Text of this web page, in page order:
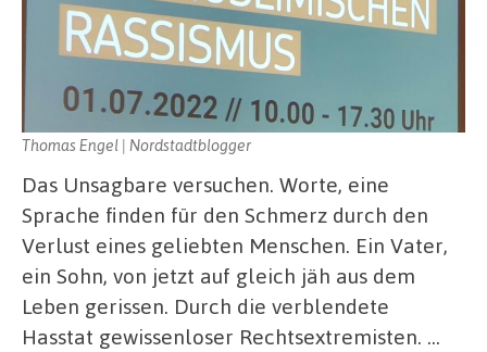
Thomas Engel | Nordstadtblogger
Das Unsagbare versuchen. Worte, eine
Sprache finden für den Schmerz durch den
Verlust eines geliebten Menschen. Ein Vater,
ein Sohn, von jetzt auf gleich jäh aus dem
Leben gerissen. Durch die verblendete
Hasstat gewissenloser Rechtsextremisten. …